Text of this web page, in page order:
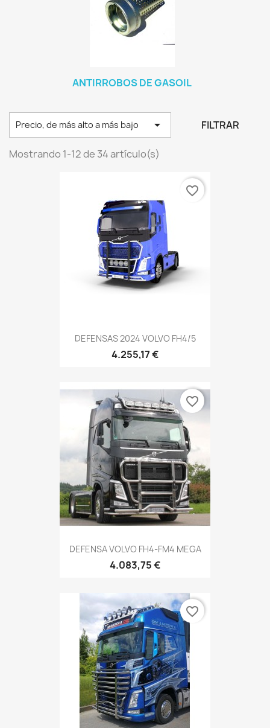
ANTIRROBOS DE GASOIL
Precio, de más alto a más bajo  FILTRAR
Mostrando 1-12 de 34 artículo(s)
DEFENSAS 2024 VOLVO FH4/5
4.255,17 €
favorite_border
DEFENSA VOLVO FH4-FM4 MEGA
4.083,75 €
favorite_border
favorite_border